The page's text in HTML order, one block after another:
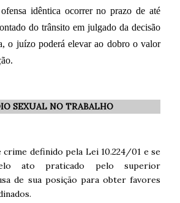
idêntica ocorrer no prazo de até
do trânsito em julgado da decisão
o juízo poderá elevar ao dobro o valor
SEXUAL NO TRABALHO
crime definido pela Lei 10.224/01 e se
ato praticado pelo superior
de sua posição para obter favores